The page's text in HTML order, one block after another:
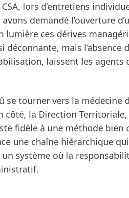
CSA, lors d’entretiens
demandé l’ouverture
ces dérives
mais l’absence
laissent les agents
se tourner vers la médecine
côté, la Direction Territoriale,
fidèle à une méthode bien
une chaîne hiérarchique
système où la